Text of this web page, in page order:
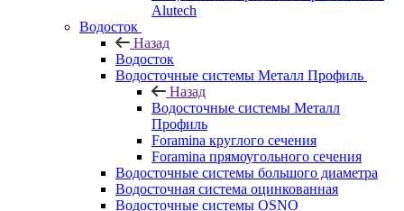
Alutech
Водосток
Назад
Водосток
Водосточные системы Металл Профиль
Назад
Водосточные системы Металл
Профиль
Foramina круглого сечения
Foramina прямоугольного сечения
Водосточные системы большого диаметра
Водосточная система оцинкованная
Водосточные системы OSNO